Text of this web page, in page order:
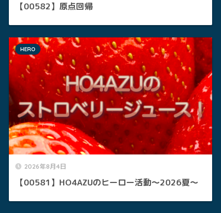
【00582】原点回帰
2026年8月4日
【00581】HO4AZUのヒーロー活動～2026夏～
HERO